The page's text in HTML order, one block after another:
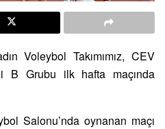
Voleybol Takımımız, CEV
B Grubu ilk hafta maçında
Salonu’nda oynanan maçı